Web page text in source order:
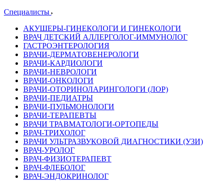
Специалисты
АКУШЕРЫ-ГИНЕКОЛОГИ И ГИНЕКОЛОГИ
ВРАЧ ДЕТСКИЙ АЛЛЕРГОЛОГ-ИММУНОЛОГ
ГАСТРОЭНТЕРОЛОГИЯ
ВРАЧИ-ДЕРМАТОВЕНЕРОЛОГИ
ВРАЧИ-КАРДИОЛОГИ
ВРАЧИ-НЕВРОЛОГИ
ВРАЧИ-ОНКОЛОГИ
ВРАЧИ-ОТОРИНОЛАРИНГОЛОГИ (ЛОР)
ВРАЧИ-ПЕДИАТРЫ
ВРАЧИ-ПУЛЬМОНОЛОГИ
ВРАЧИ-ТЕРАПЕВТЫ
ВРАЧИ ТРАВМАТОЛОГИ-ОРТОПЕДЫ
ВРАЧ-ТРИХОЛОГ
ВРАЧИ УЛЬТРАЗВУКОВОЙ ДИАГНОСТИКИ (УЗИ)
ВРАЧ-УРОЛОГ
ВРАЧ-ФИЗИОТЕРАПЕВТ
ВРАЧ-ФЛЕБОЛОГ
ВРАЧ-ЭНДОКРИНОЛОГ